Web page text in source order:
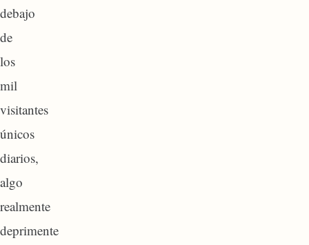
debajo
de
los
mil
visitantes
únicos
diarios,
algo
realmente
deprimente